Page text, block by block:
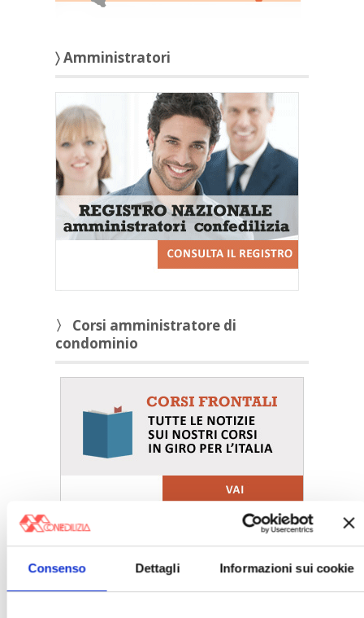
Consenso Dettagli Informazioni sui cookie
〉 Amministratori
〉 Corsi amministratore di
condominio